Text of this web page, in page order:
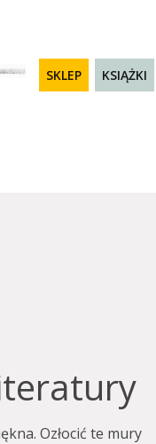
SKLEP KSIĄŻKI
Ozłocić te mury